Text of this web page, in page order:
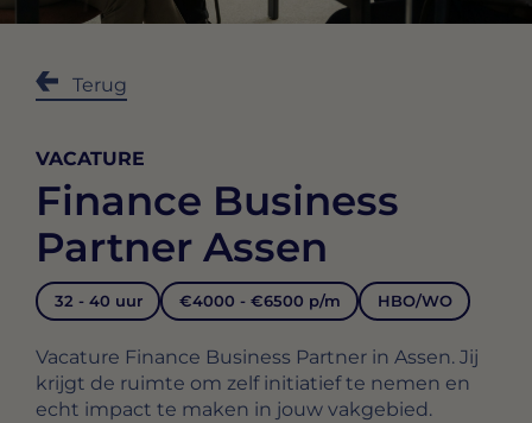
Terug
VACATURE
Finance Business
Partner Assen
32 - 40 uur €4000 - €6500 p/m HBO/WO
Vacature Finance Business Partner in Assen. Jij
krijgt de ruimte om zelf initiatief te nemen en
echt impact te maken in jouw vakgebied.